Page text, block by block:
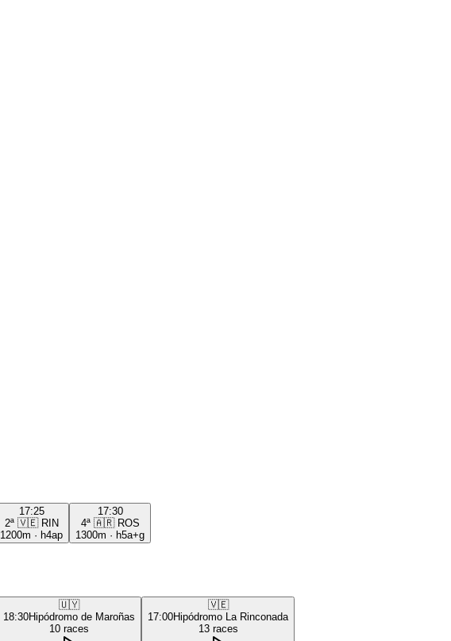
17:25
2ª 🇻🇪 RIN
1200m · h4ap
17:30
4ª 🇦🇷 ROS
1300m · h5a+g
🇺🇾
18:30Hipódromo de Maroñas
10 races
🇻🇪
17:00Hipódromo La Rinconada
13 races